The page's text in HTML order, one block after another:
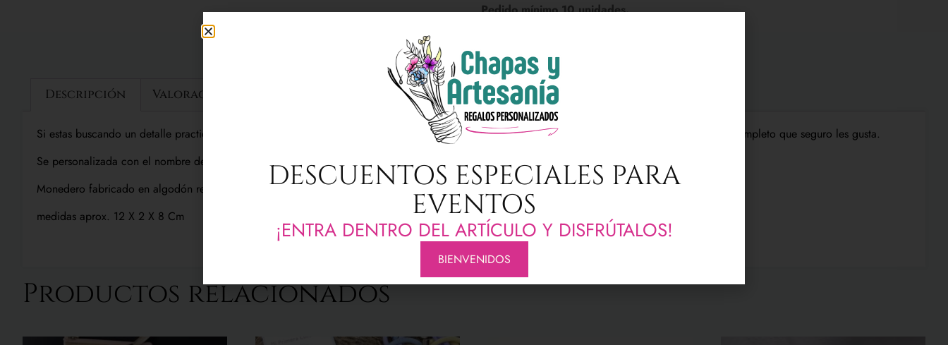
Pedido mínimo 10 unidades.
Descripción Valoraciones (0)
Si estas buscando un detalle practico para regalar, este pack monedero de algodón y bálsamo en esfera metalizada es un producto detalle muy completo que seguro les gusta.
Se personalizada con el nombre de cada invitado.
Monedero fabricado en algodón reciclado de 280 gr/m² y tirador con detalle dorado.
medidas aprox. 12 X 2 X 8 Cm
Productos relacionados
DESCUENTOS ESPECIALES PARA
EVENTOS
¡ENTRA DENTRO DEL ARTÍCULO Y DISFRÚTALOS!
BIENVENIDOS